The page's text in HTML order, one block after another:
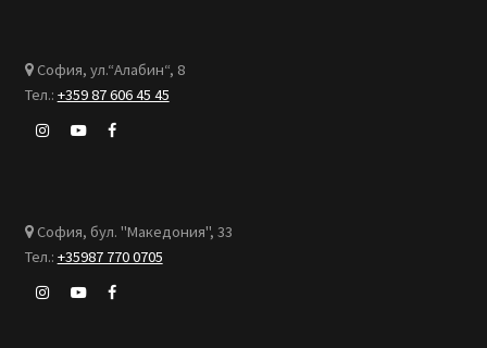
София, ул.“Алабин“, 8
Тел.: +359 87 606 45 45
София, бул. "Македония", 33
Тел.: +35987 770 0705